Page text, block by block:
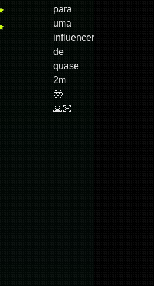
para
uma
influencer
de
quase
2m
🥹
🙏🏻